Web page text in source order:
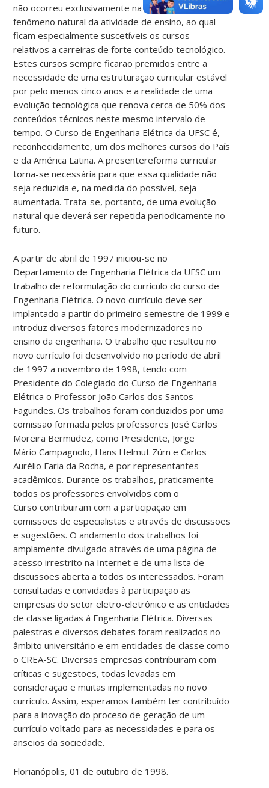
não ocorreu exclusivamente na UFSC. Este é um
fenômeno natural da atividade de ensino, ao qual
ficam especialmente suscetíveis os cursos
relativos a carreiras de forte conteúdo tecnológico.
Estes cursos sempre ficarão premidos entre a
necessidade de uma estruturação curricular estável
por pelo menos cinco anos e a realidade de uma
evolução tecnológica que renova cerca de 50% dos
conteúdos técnicos neste mesmo intervalo de
tempo. O Curso de Engenharia Elétrica da UFSC é,
reconhecidamente, um dos melhores cursos do País
e da América Latina. A presentereforma curricular
torna-se necessária para que essa qualidade não
seja reduzida e, na medida do possível, seja
aumentada. Trata-se, portanto, de uma evolução
natural que deverá ser repetida periodicamente no
futuro.
A partir de abril de 1997 iniciou-se no
Departamento de Engenharia Elétrica da UFSC um
trabalho de reformulação do currículo do curso de
Engenharia Elétrica. O novo currículo deve ser
implantado a partir do primeiro semestre de 1999 e
introduz diversos fatores modernizadores no
ensino da engenharia. O trabalho que resultou no
novo currículo foi desenvolvido no período de abril
de 1997 a novembro de 1998, tendo com
Presidente do Colegiado do Curso de Engenharia
Elétrica o Professor João Carlos dos Santos
Fagundes. Os trabalhos foram conduzidos por uma
comissão formada pelos professores José Carlos
Moreira Bermudez, como Presidente, Jorge
Mário Campagnolo, Hans Helmut Zürn e Carlos
Aurélio Faria da Rocha, e por representantes
acadêmicos. Durante os trabalhos, praticamente
todos os professores envolvidos com o
Curso contribuiram com a participação em
comissões de especialistas e através de discussões
e sugestões. O andamento dos trabalhos foi
amplamente divulgado através de uma página de
acesso irrestrito na Internet e de uma lista de
discussões aberta a todos os interessados. Foram
consultadas e convidadas à participação as
empresas do setor eletro-eletrônico e as entidades
de classe ligadas à Engenharia Elétrica. Diversas
palestras e diversos debates foram realizados no
âmbito universitário e em entidades de classe como
o CREA-SC. Diversas empresas contribuiram com
críticas e sugestões, todas levadas em
consideração e muitas implementadas no novo
currículo. Assim, esperamos também ter contribuído
para a inovação do proceso de geração de um
currículo voltado para as necessidades e para os
anseios da sociedade.
Florianópolis, 01 de outubro de 1998.